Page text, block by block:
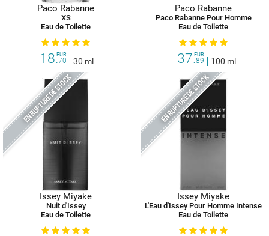
Paco Rabanne
XS
Eau de Toilette
18.70
EUR
30 ml
Paco Rabanne
Paco Rabanne Pour Homme
Eau de Toilette
37.89
EUR
100 ml
EN RUPTURE DE STOCK
Issey Miyake
Nuit d'Issey
Eau de Toilette
EN RUPTURE DE STOCK
Issey Miyake
L'Eau d'Issey Pour Homme Intense
Eau de Toilette